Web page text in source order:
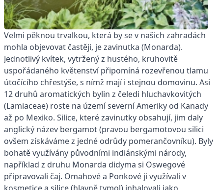
Velmi pěknou trvalkou, která by se v našich zahradách
mohla objevovat častěji, je zavinutka (Monarda).
Jednotlivý kvítek, vytržený z hustého, kruhovitě
uspořádaného květenství připomíná rozevřenou tlamu
útočícího chřestýše, s nímž mají i stejnou domovinu. Asi
12 druhů aromatických bylin z čeledi hluchavkovitých
(Lamiaceae) roste na území severní Ameriky od Kanady
až po Mexiko. Silice, které zavinutky obsahují, jim daly
anglický název bergamot (pravou bergamotovou silici
ovšem získáváme z jedné odrůdy pomerančovníku). Byly
bohatě využívány původními indiánskými národy,
například z druhu Monarda didyma si Oswegové
připravovali čaj. Omahové a Ponkové ji využívali v